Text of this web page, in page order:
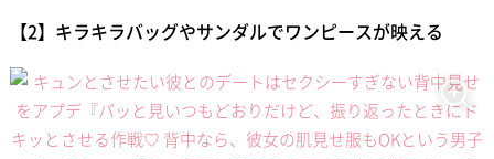
【2】キラキラバッグやサンダルでワンピースが映える